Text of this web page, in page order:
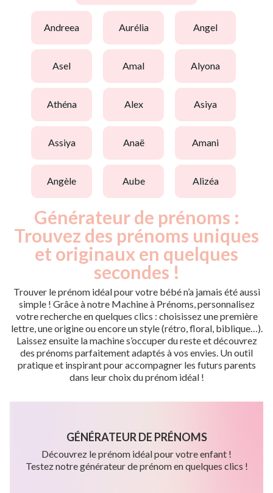
andreea aurélia angel
asel amal alyona
athéna alex asiya
assiya anaë amani
angèle aube alizéa
Générateur de prénoms :
Trouvez des prénoms uniques
et originaux en quelques
secondes !
Trouver le prénom idéal pour votre bébé n’a jamais été aussi
simple ! Grâce à notre Machine à Prénoms, personnalisez
votre recherche en quelques clics : choisissez une première
lettre, une origine ou encore un style (rétro, floral, biblique…).
Laissez ensuite la machine s’occuper du reste et découvrez
des prénoms parfaitement adaptés à vos envies. Un outil
pratique et inspirant pour accompagner les futurs parents
dans leur choix du prénom idéal !
GÉNÉRATEUR DE PRÉNOMS
Découvrez le prénom idéal pour votre enfant !
Testez notre générateur de prénom en quelques clics !